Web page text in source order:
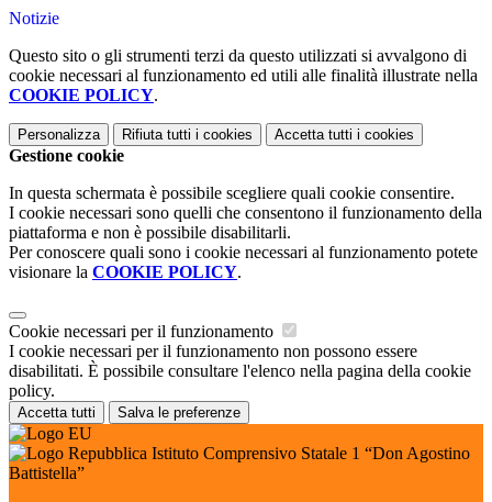
Notizie
Questo sito o gli strumenti terzi da questo utilizzati si avvalgono di
cookie necessari al funzionamento ed utili alle finalità illustrate nella
COOKIE POLICY.
Personalizza Rifiuta tutti i cookies Accetta tutti i cookies
Gestione cookie
In questa schermata è possibile scegliere quali cookie consentire.
I cookie necessari sono quelli che consentono il funzionamento della
piattaforma e non è possibile disabilitarli.
Per conoscere quali sono i cookie necessari al funzionamento potete
visionare la COOKIE POLICY.
Cookie necessari per il funzionamento
I cookie necessari per il funzionamento non possono essere
disabilitati. È possibile consultare l'elenco nella pagina della cookie
policy.
Accetta tutti Salva le preferenze
Istituto Comprensivo Statale 1 “Don Agostino
Battistella”